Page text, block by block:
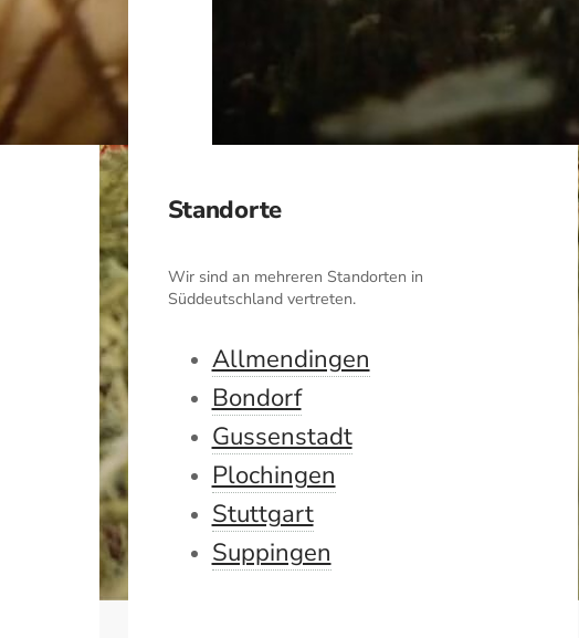
Standorte
Wir sind an mehreren Standorten in
Süddeutschland vertreten.
Allmendingen
Bondorf
Gussenstadt
Plochingen
Stuttgart
Suppingen